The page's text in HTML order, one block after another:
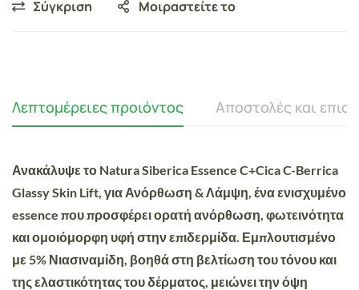
Σύγκριση Μοιραστείτε το
Λεπτομέρειες προιόντος Αποστολές και
Ανακάλυψε το Natura Siberica Essence C+Cica C-Berrica
Glassy Skin Lift , για Ανόρθωση & Λάμψη , ένα ενισχυμένο
essence που προσφέρει ορατή ανόρθωση, φωτεινότητα
και ομοιόμορφη υφή στην επιδερμίδα. Εμπλουτισμένο
με 5% Νιασιναμίδη, βοηθά στη βελτίωση του τόνου και
της ελαστικότητας του δέρματος, μειώνει την όψη